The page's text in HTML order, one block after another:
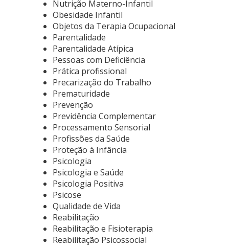
Nutrição Materno-Infantil
Obesidade Infantil
Objetos da Terapia Ocupacional
Parentalidade
Parentalidade Atípica
Pessoas com Deficiência
Prática profissional
Precarização do Trabalho
Prematuridade
Prevenção
Previdência Complementar
Processamento Sensorial
Profissões da Saúde
Proteção à Infância
Psicologia
Psicologia e Saúde
Psicologia Positiva
Psicose
Qualidade de Vida
Reabilitação
Reabilitação e Fisioterapia
Reabilitação Psicossocial